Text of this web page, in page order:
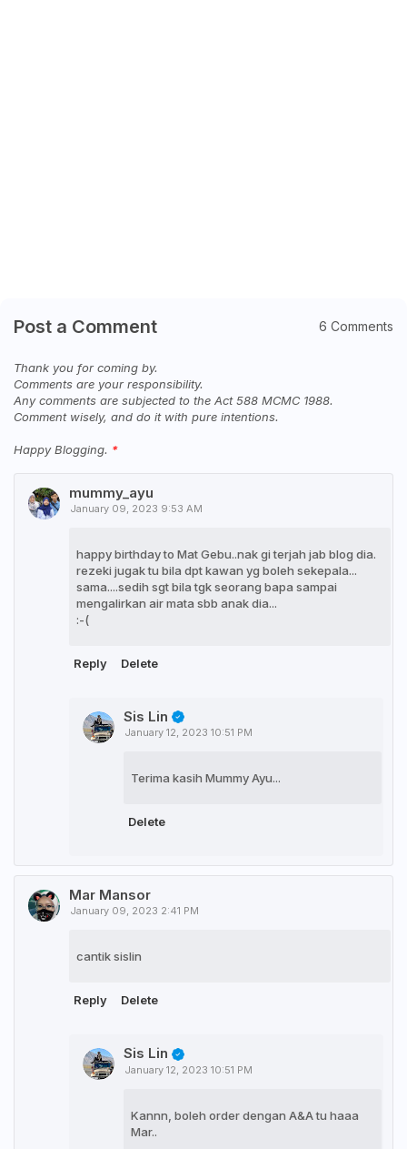
Post a Comment 6 Comments
Thank you for coming by.
Comments are your responsibility.
Any comments are subjected to the Act 588 MCMC 1988.
Comment wisely, and do it with pure intentions.
Happy Blogging.
mummy_ayu
January 09, 2023 9:53 AM
happy birthday to Mat Gebu..nak gi terjah jab blog dia.
rezeki jugak tu bila dpt kawan yg boleh sekepala...
sama....sedih sgt bila tgk seorang bapa sampai
mengalirkan air mata sbb anak dia...
:-(
Reply Delete
Sis Lin
January 12, 2023 10:51 PM
Terima kasih Mummy Ayu...
Delete
Mar Mansor
January 09, 2023 2:41 PM
cantik sislin
Reply Delete
Sis Lin
January 12, 2023 10:51 PM
Kannn, boleh order dengan A&A tu haaa
Mar..